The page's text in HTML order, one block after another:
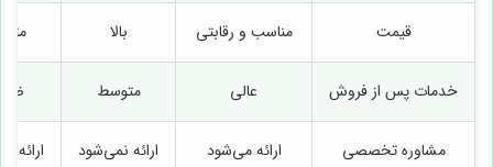
قیمت مناسب و رقابتی بالا
خدمات پس از فروش عالی متوسط
مشاوره تخصصی ارائه می‌شود ارائه نمی‌شود ارائه